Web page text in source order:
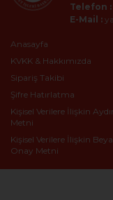
Telefon :
E-Mail :
Anasayfa
KVKK & Hakkımızda
Sipariş Takibi
Şifre Hatırlatma
Kişisel Verilere İlişkin
Metni
Kişisel Verilere İlişkin
Onay Metni